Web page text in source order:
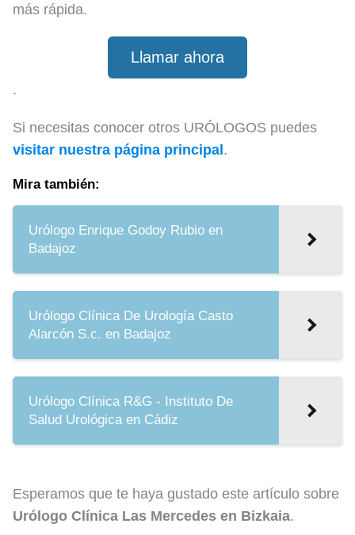
más rápida.
Llamar ahora
.
Si necesitas conocer otros URÓLOGOS puedes
visitar nuestra página principal .
Mira también:
Urólogo Enrique Godoy Rubio en
Badajoz
Urólogo Clínica De Urología Casto
Alarcón S.c. en Badajoz
Urólogo Clínica R&G - Instituto De
Salud Urológica en Cádiz
Esperamos que te haya gustado este artículo sobre
Urólogo Clínica Las Mercedes en Bizkaia.